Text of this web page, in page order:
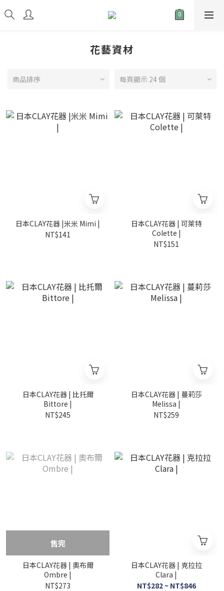
花藝資材
商品排序 每頁顯示 24 個
日本CLAY花器 |米米 Mimi |
NT$141
日本CLAY花器 | 可萊特
Colette |
NT$151
日本CLAY花器 | 比托爾
Bittore |
NT$245
日本CLAY花器 | 蔓莉莎
Melissa |
NT$259
售完
日本CLAY花器 | 奧布爾
Ombre |
NT$273
日本CLAY花器 | 克拉拉
Clara |
NT$282 ~ NT$846